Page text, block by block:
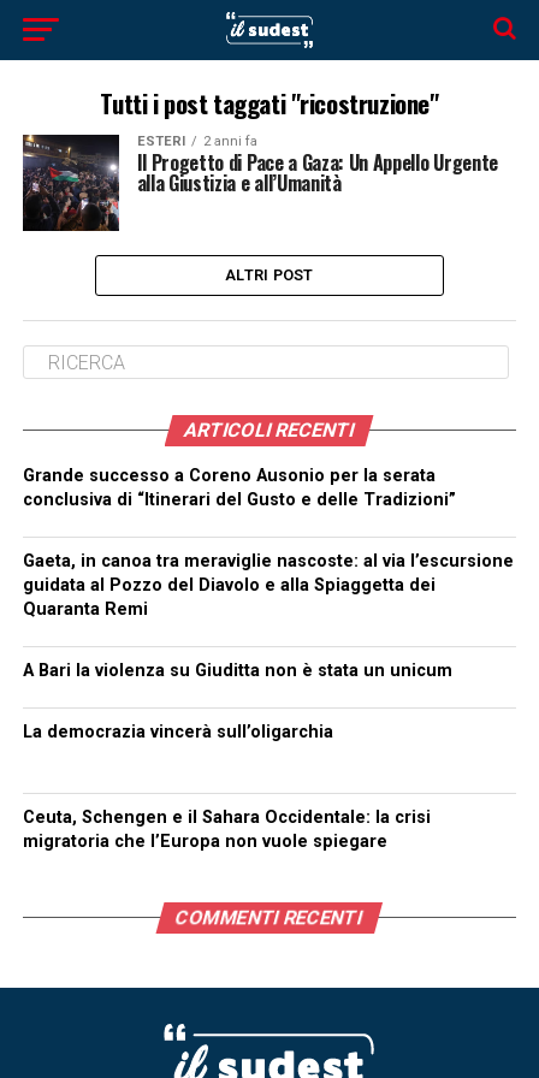
Tutti i post taggati "ricostruzione"
ESTERI 2 anni fa
Il Progetto di Pace a Gaza: Un Appello Urgente
alla Giustizia e all’Umanità
ALTRI POST
ARTICOLI RECENTI
Grande successo a Coreno Ausonio per la serata
conclusiva di “Itinerari del Gusto e delle Tradizioni”
Gaeta, in canoa tra meraviglie nascoste: al via l’escursione
guidata al Pozzo del Diavolo e alla Spiaggetta dei
Quaranta Remi
A Bari la violenza su Giuditta non è stata un unicum
La democrazia vincerà sull’oligarchia
Ceuta, Schengen e il Sahara Occidentale: la crisi
migratoria che l’Europa non vuole spiegare
COMMENTI RECENTI